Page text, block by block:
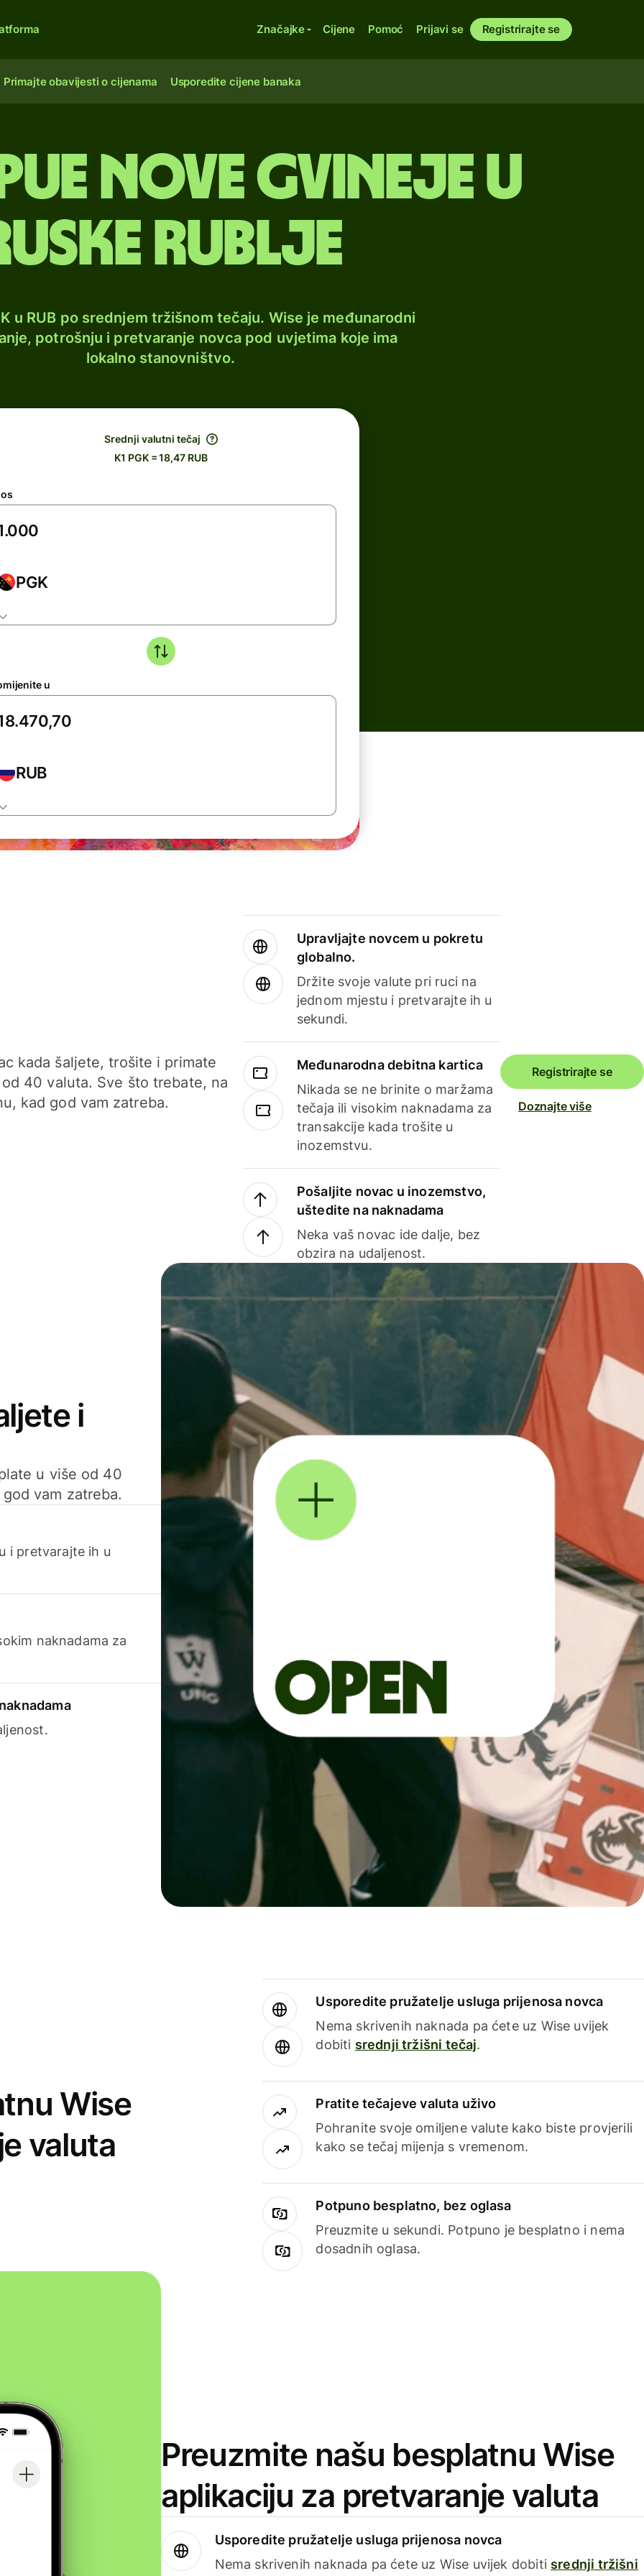
Značajke Cijene Pomoć Prijavi se Registrirajte se
Primajte obavijesti o cijenama Usporedite cijene banaka
Nove Gvineje u
rublje
u RUB po srednjem tržišnom tečaju. Wise je međunarodni
potrošnju i pretvaranje novca pod uvjetima koje ima
lokalno stanovništvo.
Srednji valutni tečaj
K1 PGK = 18,47 RUB
PGK
u
RUB
kada šaljete, trošite i primate
40 valuta. Sve što trebate, na
kad god vam zatreba.
Upravljajte novcem u pokretu
globalno.
Držite svoje valute pri ruci na
jednom mjestu i pretvarajte ih u
sekundi.
Međunarodna debitna kartica
Nikada se ne brinite o maržama
tečaja ili visokim naknadama za
transakcije kada trošite u
inozemstvu.
Pošaljite novac u inozemstvo,
uštedite na naknadama
Neka vaš novac ide dalje, bez
obzira na udaljenost.
Registrirajte se
Doznajte više
i
u više od 40
vam zatreba.
i pretvarajte ih u
naknadama za
Wise
valuta
Usporedite pružatelje usluga prijenosa novca
Nema skrivenih naknada pa ćete uz Wise uvijek
dobiti srednji tržišni tečaj.
Pratite tečajeve valuta uživo
Pohranite svoje omiljene valute kako biste provjerili
kako se tečaj mijenja s vremenom.
Potpuno besplatno, bez oglasa
Preuzmite u sekundi. Potpuno je besplatno i nema
dosadnih oglasa.
Preuzmite našu besplatnu Wise
aplikaciju za pretvaranje valuta
Usporedite pružatelje usluga prijenosa novca
Nema skrivenih naknada pa ćete uz Wise uvijek dobiti srednji tržišni